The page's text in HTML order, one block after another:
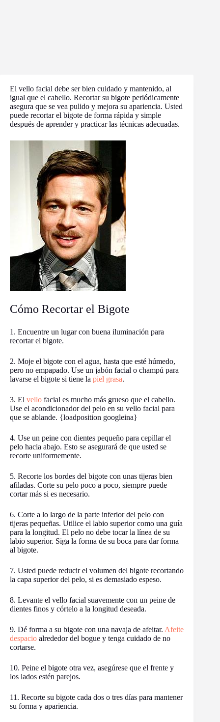
El vello facial debe ser bien cuidado y mantenido, al
igual que el cabello. Recortar su bigote periódicamente
asegura que se vea pulido y mejora su apariencia. Usted
puede recortar el bigote de forma rápida y simple
después de aprender y practicar las técnicas adecuadas.
Cómo Recortar el Bigote
1. Encuentre un lugar con buena iluminación para
recortar el bigote.
2. Moje el bigote con el agua, hasta que esté húmedo,
pero no empapado. Use un jabón facial o champú para
lavarse el bigote si tiene la piel grasa.
3. El vello facial es mucho más grueso que el cabello.
Use el acondicionador del pelo en su vello facial para
que se ablande. {loadposition googleina}
4. Use un peine con dientes pequeño para cepillar el
pelo hacia abajo. Esto se asegurará de que usted se
recorte uniformemente.
5. Recorte los bordes del bigote con unas tijeras bien
afiladas. Corte su pelo poco a poco, siempre puede
cortar más si es necesario.
6. Corte a lo largo de la parte inferior del pelo con
tijeras pequeñas. Utilice el labio superior como una guía
para la longitud. El pelo no debe tocar la línea de su
labio superior. Siga la forma de su boca para dar forma
al bigote.
7. Usted puede reducir el volumen del bigote recortando
la capa superior del pelo, si es demasiado espeso.
8. Levante el vello facial suavemente con un peine de
dientes finos y córtelo a la longitud deseada.
9. Dé forma a su bigote con una navaja de afeitar. Afeite
despacio alrededor del bogue y tenga cuidado de no
cortarse.
10. Peine el bigote otra vez, asegúrese que el frente y
los lados estén parejos.
11. Recorte su bigote cada dos o tres días para mantener
su forma y apariencia.